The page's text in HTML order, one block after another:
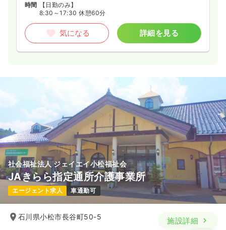
時間
【日勤のみ】
8:30～17:30 休憩60分
気になる 詳細を見る
社会福祉法人 ジェイエイ小松福祉会
JAきらら指定通所介護事業所
エージェント求人 車通勤可
石川県小松市長谷町50-5 施設詳細